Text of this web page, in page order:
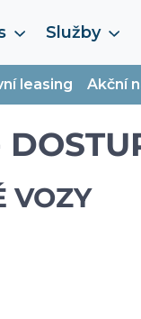
Služby
leasing Akční
VOZY